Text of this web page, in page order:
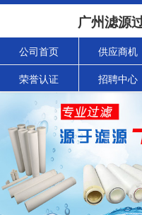
广州滤源
公司首页 供应商机
荣誉认证 招聘中心